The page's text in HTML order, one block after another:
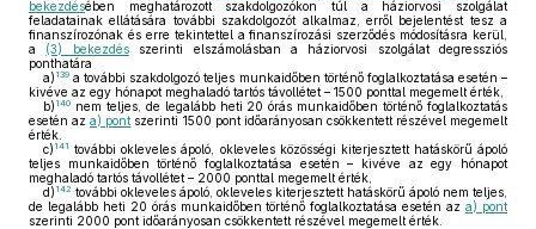
bekezdésében meghatározott szakdolgozókon túl a háziorvosi szolgálat
feladatainak ellátására további szakdolgozót alkalmaz, erről bejelentést tesz a
finanszírozónak és erre tekintettel a finanszírozási szerződés módosításra kerül,
a (3) bekezdésszerinti elszámolásban a háziorvosi szolgálat degressziós
ponthatára
a) 139 a további szakdolgozó teljes munkaidőben történő foglalkoztatása esetén –
kivéve az egy hónapot meghaladó tartós távollétet – 1500 ponttal megemelt érték,
b) 140 nem teljes, de legalább heti 20 órás munkaidőben történő foglalkoztatás
esetén aza) pont szerinti 1500 pont időarányosan csökkentett részével megemelt
érték.
c) 141 további okleveles ápoló, okleveles közösségi kiterjesztett hatáskörű ápoló
teljes munkaidőben történő foglalkoztatása esetén – kivéve az egy hónapot
meghaladó tartós távollétet – 2000 ponttal megemelt érték,
d) 142 további okleveles ápoló, okleveles kiterjesztett hatáskörű ápoló nem teljes,
de legalább heti 20 órás munkaidőben történő foglalkoztatása esetén aza) pont
szerinti 2000 pont időarányosan csökkentett részével megemelt érték.